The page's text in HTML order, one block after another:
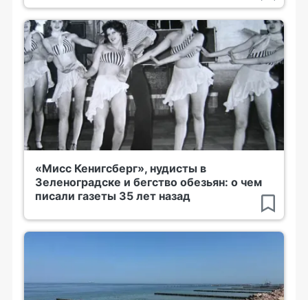
«Мисс Кенигсберг», нудисты в
Зеленоградске и бегство обезьян: о чем
писали газеты 35 лет назад